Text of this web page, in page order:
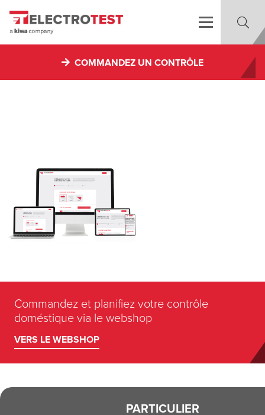
COMMANDEZ UN CONTRÔLE
Commandez et planifiez votre contrôle
doméstique via le webshop
VERS LE WEBSHOP
PARTICULIER